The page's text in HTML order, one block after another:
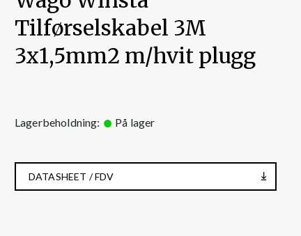
Tilførselskabel 3M
3x1,5mm2 m/hvit plugg
Lagerbeholdning: På lager
DATASHEET / FDV